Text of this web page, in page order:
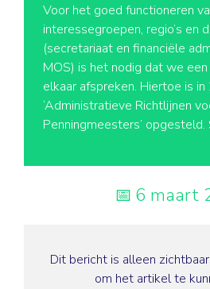
Voor het goed functioneren
interessegroepen, regio’s en
(secretariaat en financiële
MOS) is het nodig dat we
elkaar afspreken. Hiertoe is
‘Administratieve Richtlijnen
Penningmeesters’ opgesteld.
6 maart
Dit bericht is alleen
om het artikel te